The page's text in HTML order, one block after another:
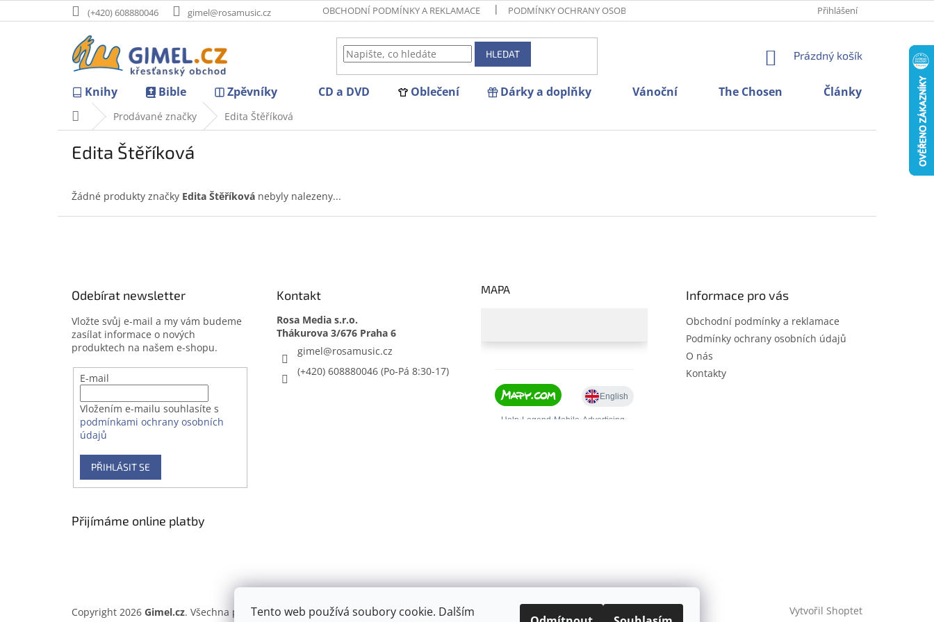
Tento web používá soubory cookie. Dalším
na
(+420) 608880046 gimel@rosamusic.cz OBCHODNÍ PODMÍNKY A REKLAMACE PODMÍNKY OCHRANY OSOBNÍCH ÚDAJŮ Přihlášení
HLEDAT
NÁKUPNÍ
Prázdný košík
Knihy Bible Zpěvníky CD a DVD Oblečení Dárky a doplňky Vánoční The Chosen Články
Domů Prodávané značky Edita Štěříková
Edita Štěříková
Žádné produkty značky Edita Štěříková nebyly nalezeny...
Odebírat newsletter
Vložte svůj e-mail a my vám budeme
zasílat informace o nových
produktech na našem e-shopu.
E-mail
Vložením e-mailu souhlasíte s
podmínkami ochrany osobních
údajů
PŘIHLÁSIT SE
Kontakt
Rosa Media s.r.o.
gimel@rosamusic.cz
(+420) 608880046
MAPA Informace pro vás
Obchodní podmínky a reklamace
Podmínky ochrany osobních údajů
O nás
Kontakty
Přijímáme online platby
Vytvořil Shoptet
Copyright 2026 Gimel.cz. Všechna práva vyhrazena.Upravit nastavení cookies